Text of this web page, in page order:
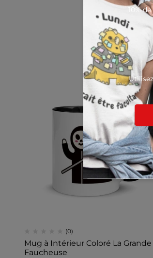
(0)
Mug à Intérieur Coloré La Grande
Faucheuse
10%